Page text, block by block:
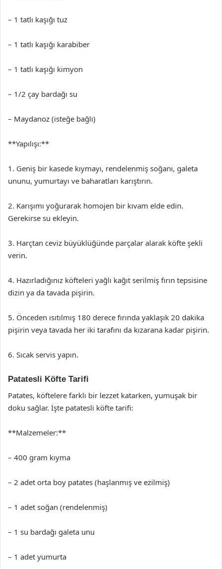
– 1 tatlı kaşığı tuz
– 1 tatlı kaşığı karabiber
– 1 tatlı kaşığı kimyon
– 1/2 çay bardağı su
– Maydanoz (isteğe bağlı)
**Yapılışı:**
1. Geniş bir kasede kıymayı, rendelenmiş soğanı, galeta
ununu, yumurtayı ve baharatları karıştırın.
2. Karışımı yoğurarak homojen bir kıvam elde edin.
Gerekirse su ekleyin.
3. Harçtan ceviz büyüklüğünde parçalar alarak köfte şekli
verin.
4. Hazırladığınız köfteleri yağlı kağıt serilmiş fırın tepsisine
dizin ya da tavada pişirin.
5. Önceden ısıtılmış 180 derece fırında yaklaşık 20 dakika
pişirin veya tavada her iki tarafını da kızarana kadar pişirin.
6. Sıcak servis yapın.
Patatesli Köfte Tarifi
Patates, köftelere farklı bir lezzet katarken, yumuşak bir
doku sağlar. İşte patatesli köfte tarifi:
**Malzemeler:**
– 400 gram kıyma
– 2 adet orta boy patates (haşlanmış ve ezilmiş)
– 1 adet soğan (rendelenmiş)
– 1 su bardağı galeta unu
– 1 adet yumurta